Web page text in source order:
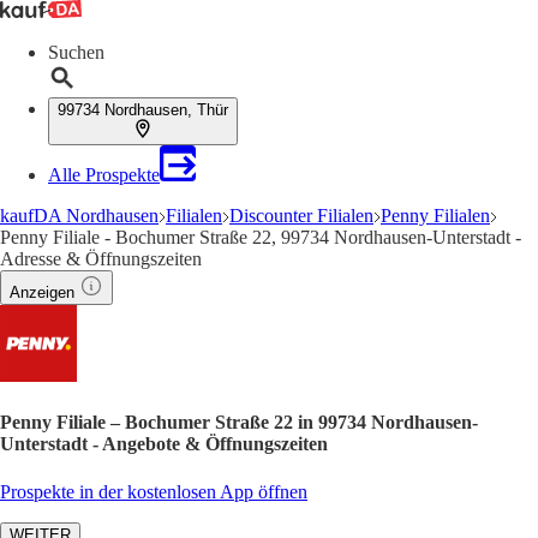
Suchen
99734 Nordhausen, Thür
Alle Prospekte
kaufDA Nordhausen Filialen Discounter Filialen Penny Filialen
Penny Filiale - Bochumer Straße 22, 99734 Nordhausen-Unterstadt -
Adresse & Öffnungszeiten
Anzeigen
Penny Filiale – Bochumer Straße 22 in 99734 Nordhausen-
Unterstadt - Angebote & Öffnungszeiten
Prospekte in der kostenlosen App öffnen